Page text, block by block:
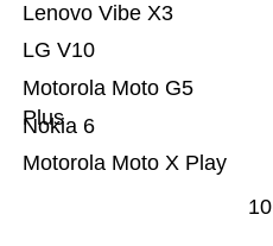
Motorola Moto X Play
Nokia 6
Motorola Moto G5
Plus
LG V10
Lenovo Vibe X3
10